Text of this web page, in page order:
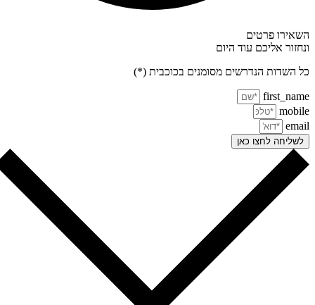
פרטים
אליכם עוד היום
השדות הנדרשים מסומנים בכוכבית (*)
לשליחה לחצו כאן